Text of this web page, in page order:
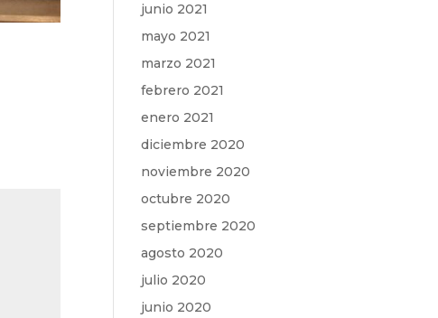
junio 2021
mayo 2021
marzo 2021
febrero 2021
enero 2021
diciembre 2020
noviembre 2020
octubre 2020
septiembre 2020
agosto 2020
julio 2020
junio 2020